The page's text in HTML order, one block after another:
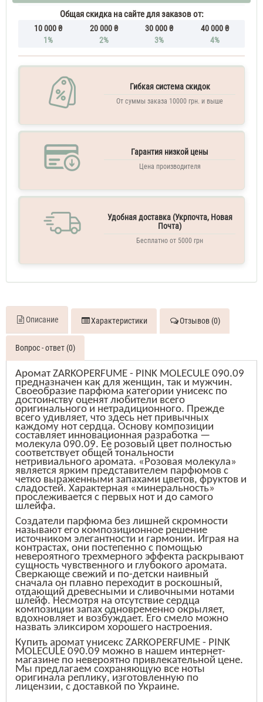
для
парфюмированный
Общая скидка на сайте для заказов от:
10 000 ₴
1%
20 000 ₴
2%
30 000 ₴
3%
40 000 ₴
4%
Гибкая система скидок
От суммы заказа 10000 грн. и выше
Гарантия низкой цены
Цена производителя
Удобная доставка (Укрпочта, Новая
Почта)
Бесплатно от 5000 грн
Описание Характеристики Отзывов (0)
Вопрос - ответ (0)
Аромат ZARKOPERFUME - PINK MOLECULE 090.09
предназначен как для женщин, так и мужчин.
Своеобразие парфюма категории унисекс по
достоинству оценят любители всего
оригинального и нетрадиционного. Прежде
всего удивляет, что здесь нет привычных
каждому нот сердца. Основу композиции
составляет инновационная разработка —
молекула 090.09. Ее розовый цвет полностью
соответствует общей тональности
нетривиального аромата. «Розовая молекула»
является ярким представителем парфюмов с
четко выраженными запахами цветов, фруктов и
сладостей. Характерная «минеральность»
прослеживается с первых нот и до самого
шлейфа.
Создатели парфюма без лишней скромности
называют его композиционное решение
источником элегантности и гармонии. Играя на
контрастах, они постепенно с помощью
невероятного трехмерного эффекта раскрывают
сущность чувственного и глубокого аромата.
Сверкающе свежий и по-детски наивный
сначала он плавно переходит в роскошный,
отдающий древесными и сливочными нотами
шлейф. Несмотря на отсутствие сердца
композиции запах одновременно окрыляет,
вдохновляет и возбуждает. Его смело можно
назвать эликсиром хорошего настроения.
Купить ароматунисекс ZARKOPERFUME - PINK
MOLECULE 090.09 можно в нашем интернет-
магазине по невероятно привлекательной цене.
Мы предлагаем сохраняющую все ноты
оригинала реплику, изготовленную по
лицензии, с доставкой по Украине.